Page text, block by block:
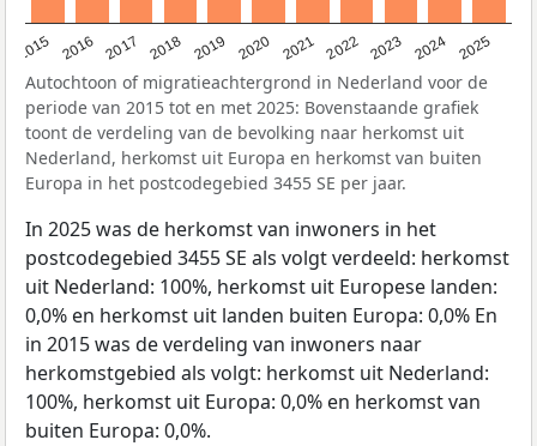
2015 2016 2017 2018 2019 2020 2021 2022 2023 2024 2025
Autochtoon of migratieachtergrond in Nederland voor de
periode van 2015 tot en met 2025: Bovenstaande grafiek
toont de verdeling van de bevolking naar herkomst uit
Nederland, herkomst uit Europa en herkomst van buiten
Europa in het postcodegebied 3455 SE per jaar.
In 2025 was de herkomst van inwoners in het
postcodegebied 3455 SE als volgt verdeeld: herkomst
uit Nederland: 100%, herkomst uit Europese landen:
0,0% en herkomst uit landen buiten Europa: 0,0% En
in 2015 was de verdeling van inwoners naar
herkomstgebied als volgt: herkomst uit Nederland:
100%, herkomst uit Europa: 0,0% en herkomst van
buiten Europa: 0,0%.